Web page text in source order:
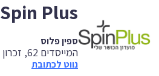
Spin Plus
ספין פלוס
המייסדים 62, זכרון יעקב
נווט לכתובת